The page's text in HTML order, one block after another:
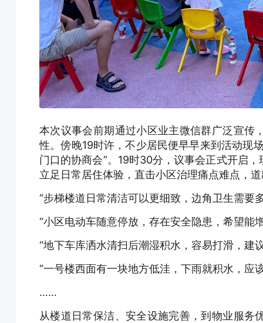
本次议事会前期通过小区业主微信群广泛宣传
性。傍晚19时许，不少居民便早早来到活动现
门口的协商会”。19时30分，议事会正式开启
立足日常居住体验，直击小区治理痛点难点，
“步梯楼道日常清洁可以更细致，边角卫生需要
“小区电动车随意停放，存在安全隐患，希望能
“地下车库洒水清扫后潮湿积水，容易打滑，建
“一号楼西面有一块地方低洼，下雨就积水，应
……
从楼道日常保洁、安全设施完善，到物业服务